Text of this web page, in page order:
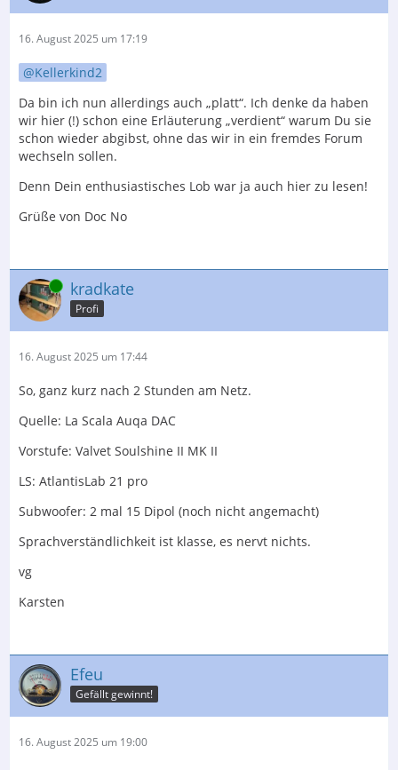
16. August 2025 um 17:19
Kellerkind2
Da bin ich nun allerdings auch „platt“. Ich denke da haben
wir hier (!) schon eine Erläuterung „verdient“ warum Du sie
schon wieder abgibst, ohne das wir in ein fremdes Forum
wechseln sollen.
Denn Dein enthusiastisches Lob war ja auch hier zu lesen!
Grüße von Doc No
Online kradkate
Profi
16. August 2025 um 17:44
So, ganz kurz nach 2 Stunden am Netz.
Quelle: La Scala Auqa DAC
Vorstufe: Valvet Soulshine II MK II
LS: AtlantisLab 21 pro
Subwoofer: 2 mal 15 Dipol (noch nicht angemacht)
Sprachverständlichkeit ist klasse, es nervt nichts.
vg
Karsten
Efeu
Gefällt gewinnt!
16. August 2025 um 19:00